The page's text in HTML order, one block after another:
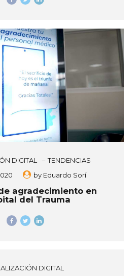
DIGITAL
TENDENCIAS
by Eduardo Sorí
agradecimiento en
del Trauma
DIGITAL